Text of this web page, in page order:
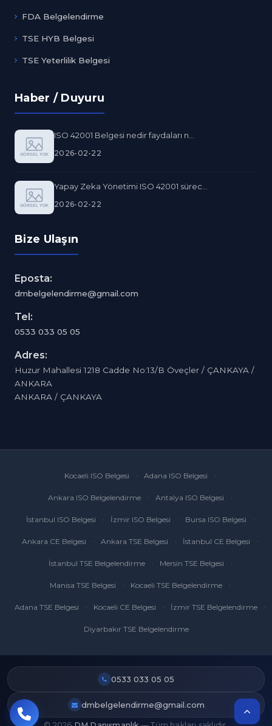
FDA Belgelendirme
TSE HYB Belgesi
TSE Yeterlilik Belgesi
Haber / Duyuru
ISO 42001 Belgesi nedir faydaları n...
2026-02-22
Yapay Zeka Yönetimi ISO 42001 sürec...
2026-02-22
Bize Ulaşın
Eposta:
dmbelgelendirme@gmail.com
Tel:
0533 033 05 05
Adres:
Huzur Mahallesi 1218 Cadde No:13/B Öveçler / ÇANKAYA /
ANKARA
ANKARA / ÇANKAYA
Kocaeli ISO Belgesi Adana ISO Belgesi
Ankara ISO Belgelendirme Antalya ISO Belgesi
İstanbul ISO Belgesi İzmir ISO Belgesi Bursa ISO Belgesi
Ankara CE Belgesi Ankara TSE Belgesi İstanbul CE Belgesi
İstanbul TSE Belgelendirme Mersin TSE Belgesi
Manisa TSE Belgesi Kocaeli TSE Belgelendirme
Adana TSE Belgesi Kocaeli CE Belgesi İzmir TSE Belgelendirme
Diyarbakır TSE Belgelendirme
0533 033 05 05
dmbelgelendirme@gmail.com